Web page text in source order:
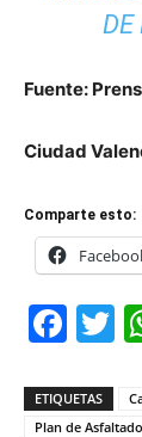
DE
Fuente:
Ciudad
Comparte esto:
ETIQUETAS
Plan de Asfaltado